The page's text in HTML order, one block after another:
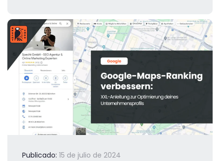
Publicado: 15 de julio de 2024